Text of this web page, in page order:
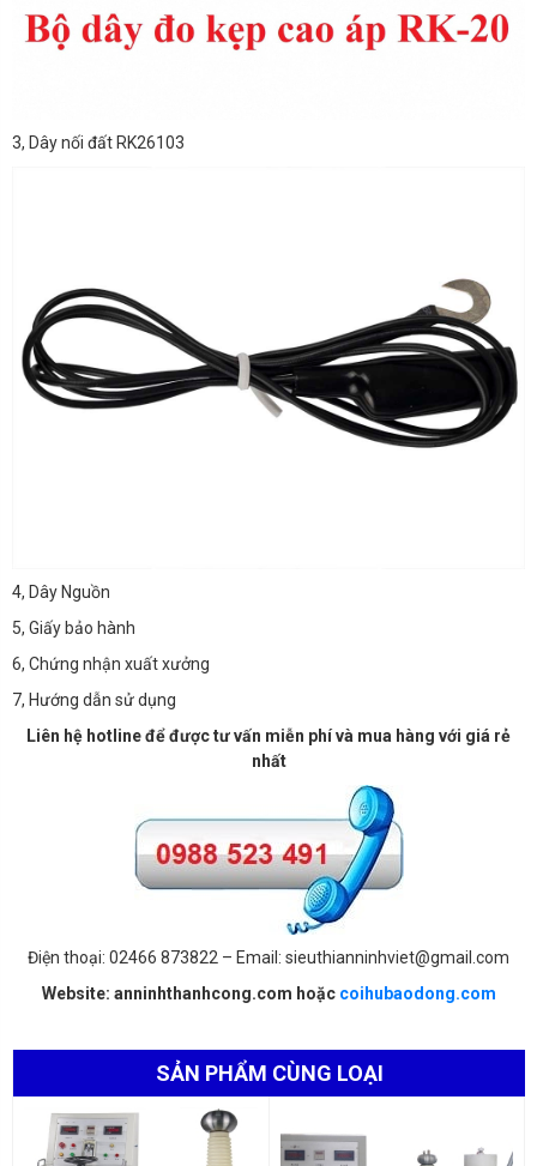
3, Dây nối đất RK26103
4, Dây Nguồn
5, Giấy bảo hành
6, Chứng nhận xuất xưởng
7, Hướng dẫn sử dụng
Liên hệ hotline để được tư vấn miễn phí và mua hàng với giá rẻ
nhất
Điện thoại: 02466 873822 – Email: sieuthianninhviet@gmail.com
Website: anninhthanhcong.com hoặc coihubaodong.com
SẢN PHẨM CÙNG LOẠI